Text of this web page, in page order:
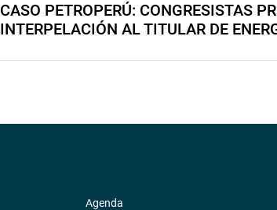
CASO PETROPERÚ: CONGRESISTAS
INTERPELACIÓN AL TITULAR DE
Agenda